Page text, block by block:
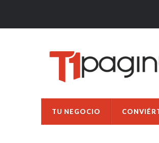
TU NEGOCIO